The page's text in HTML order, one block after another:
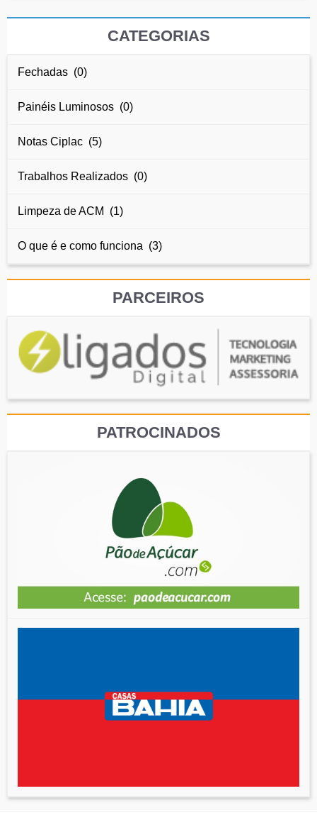
CATEGORIAS
Fechadas (0)
Painéis Luminosos (0)
Notas Ciplac (5)
Trabalhos Realizados (0)
Limpeza de ACM (1)
O que é e como funciona (3)
PARCEIROS
PATROCINADOS